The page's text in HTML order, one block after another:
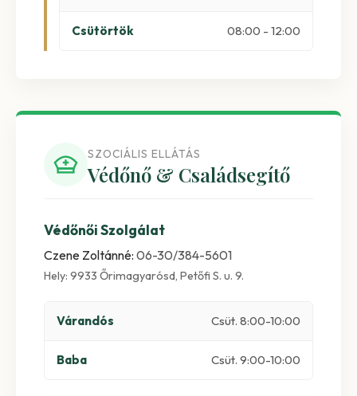
Csütörtök 08:00 - 12:00
SZOCIÁLIS ELLÁTÁS
Védőnő & Családsegítő
Védőnői Szolgálat
Czene Zoltánné: 06-30/384-5601
Hely: 9933 Őrimagyarósd, Petőfi S. u. 9.
Várandós Csüt. 8:00-10:00
Baba Csüt. 9:00-10:00